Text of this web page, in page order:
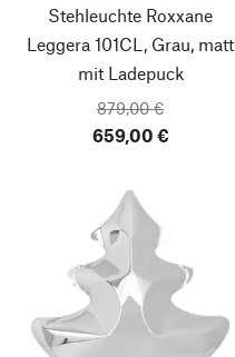
Stehleuchte Roxxane
Leggera 101CL, Grau, matt
mit Ladepuck
879,00 €
659,00 €